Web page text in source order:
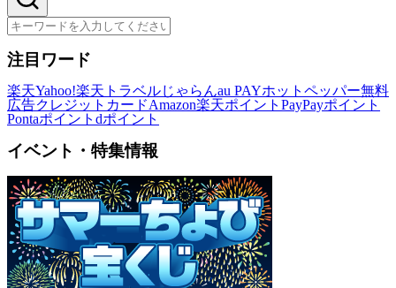
注目ワード
楽天Yahoo!楽天トラベルじゃらんau PAYホットペッパー無料
広告クレジットカードAmazon楽天ポイント PayPayポイント
Pontaポイント dポイント
イベント・特集情報